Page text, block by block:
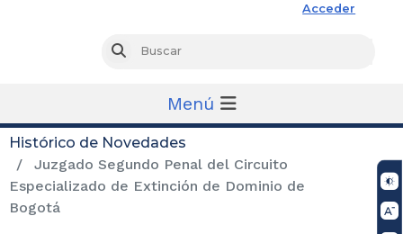
Acceder
Buscar
Menú
Histórico de Novedades
Juzgado Segundo Penal del Circuito
Especializado de Extinción de Dominio de
Bogotá